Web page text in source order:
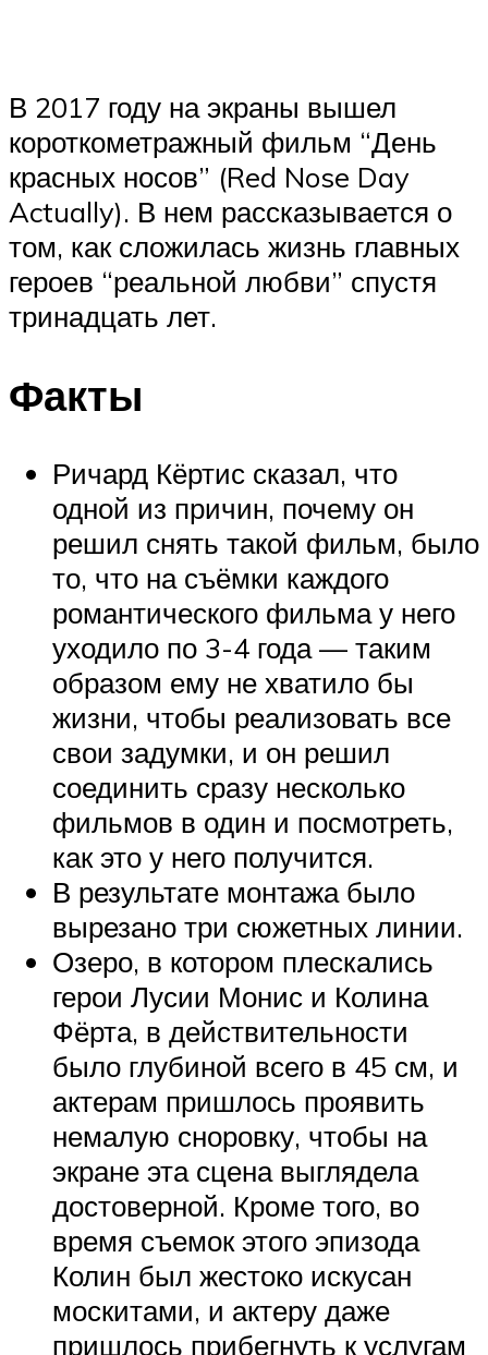
В 2017 году на экраны вышел
короткометражный фильм “День
красных носов” (Red Nose Day
Actually). В нем рассказывается о
том, как сложилась жизнь главных
героев “реальной любви” спустя
тринадцать лет.
Факты
Ричард Кёртис сказал, что
одной из причин, почему он
решил снять такой фильм, было
то, что на съёмки каждого
романтического фильма у него
уходило по 3-4 года — таким
образом ему не хватило бы
жизни, чтобы реализовать все
свои задумки, и он решил
соединить сразу несколько
фильмов в один и посмотреть,
как это у него получится.
В результате монтажа было
вырезано три сюжетных линии.
Озеро, в котором плескались
герои Лусии Монис и Колина
Фёрта, в действительности
было глубиной всего в 45 см, и
актерам пришлось проявить
немалую сноровку, чтобы на
экране эта сцена выглядела
достоверной. Кроме того, во
время съемок этого эпизода
Колин был жестоко искусан
москитами, и актеру даже
пришлось прибегнуть к услугам